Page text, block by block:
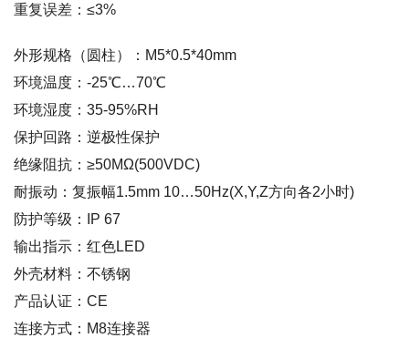
重复误差：≤3%
外形规格（圆柱）：M5*0.5*40mm
环境温度：-25℃…70℃
环境湿度：35-95%RH
保护回路：逆极性保护
绝缘阻抗：≥50MΩ(500VDC)
耐振动：复振幅1.5mm 10…50Hz(X,Y,Z方向各2小时)
防护等级：IP 67
输出指示：红色LED
外壳材料：不锈钢
产品认证：CE
连接方式：M8连接器